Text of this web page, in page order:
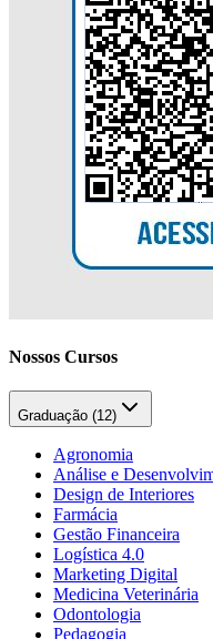
Nossos Cursos
Graduação (12)
Agronomia
Análise e
Design de Interiores
Farmácia
Gestão Financeira
Logística 4.0
Marketing Digital
Medicina Veterinária
Odontologia
Pedagogia